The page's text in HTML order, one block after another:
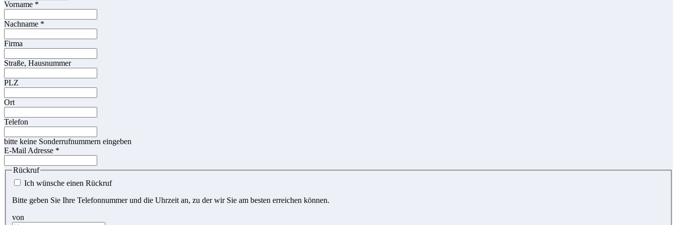
Vorname *
Nachname *
Firma
Straße, Hausnummer
PLZ
Ort
Telefon
bitte keine Sonderrufnummern eingeben
E-Mail Adresse *
Rückruf
Ich wünsche einen Rückruf
Bitte geben Sie Ihre Telefonnummer und die Uhrzeit an, zu der wir Sie am besten erreichen können.
von